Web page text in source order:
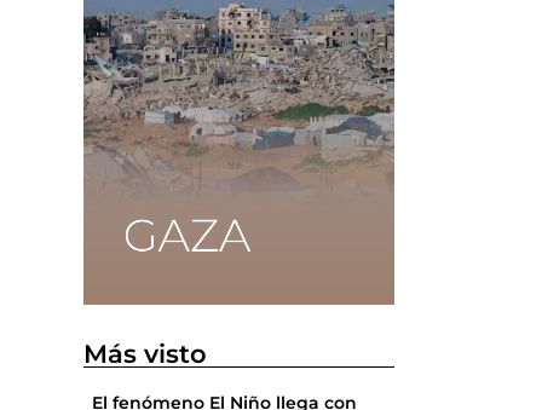
Más visto
El fenómeno El Niño llega con